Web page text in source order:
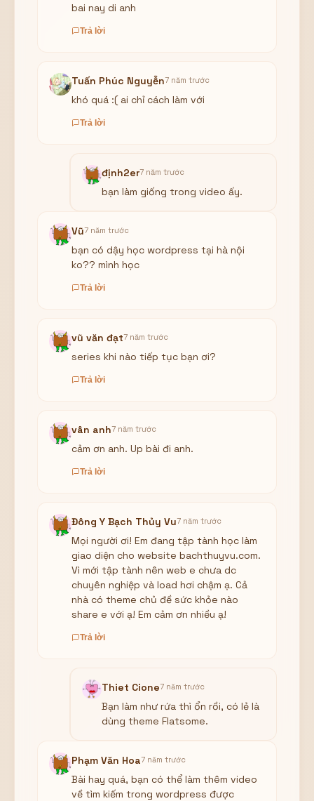
bai nay di anh
Trả lời
Tuấn Phúc Nguyễn7 năm trước
khó quá :( ai chỉ cách làm với
Trả lời
định2er7 năm trước
bạn làm giống trong video ấy.
Vũ7 năm trước
bạn có dậy học wordpress tại hà nội
ko?? mình học
Trả lời
vũ văn đạt7 năm trước
series khi nào tiếp tục bạn ơi?
Trả lời
vân anh7 năm trước
cảm ơn anh. Up bài đi anh.
Trả lời
Đông Y Bạch Thủy Vu7 năm trước
Mọi người ơi! Em đang tập tành học làm
giao diện cho website bachthuyvu.com.
Vì mới tập tành nên web e chưa dc
chuyên nghiệp và load hơi chậm ạ. Cả
nhà có theme chủ đề sức khỏe nào
share e với ạ! Em cảm ơn nhiều ạ!
Trả lời
Thiet Cione7 năm trước
Bạn làm như rứa thì ổn rồi, có lẻ là
dùng theme Flatsome.
Phạm Văn Hoa7 năm trước
Bài hay quá, bạn có thể làm thêm video
về tìm kiếm trong wordpress được